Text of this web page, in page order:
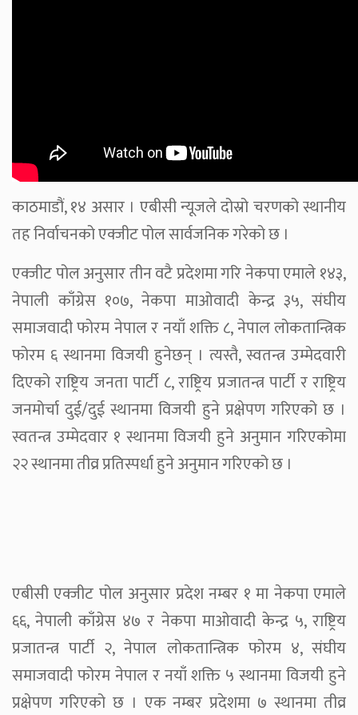
काठमाडौं, १४ असार । एबीसी न्यूजले दोस्रो चरणको स्थानीय
तह निर्वाचनको एक्जीट पोल सार्वजनिक गरेको छ ।
एक्जीट पोल अनुसार तीन वटै प्रदेशमा गरि नेकपा एमाले १४३,
नेपाली काँग्रेस १०७, नेकपा माओवादी केन्द्र ३५, संघीय
समाजवादी फोरम नेपाल र नयाँ शक्ति ८, नेपाल लोकतान्त्रिक
फोरम ६ स्थानमा विजयी हुनेछन् । त्यस्तै, स्वतन्त्र उम्मेदवारी
दिएको राष्ट्रिय जनता पार्टी ८, राष्ट्रिय प्रजातन्त्र पार्टी र राष्ट्रिय
जनमोर्चा दुई/दुई स्थानमा विजयी हुने प्रक्षेपण गरिएको छ ।
स्वतन्त्र उम्मेदवार १ स्थानमा विजयी हुने अनुमान गरिएकोमा
२२ स्थानमा तीव्र प्रतिस्पर्धा हुने अनुमान गरिएको छ ।
एबीसी एक्जीट पोल अनुसार प्रदेश नम्बर १ मा नेकपा एमाले
६६, नेपाली काँग्रेस ४७ र नेकपा माओवादी केन्द्र ५, राष्ट्रिय
प्रजातन्त्र पार्टी २, नेपाल लोकतान्त्रिक फोरम ४, संघीय
समाजवादी फोरम नेपाल र नयाँ शक्ति ५ स्थानमा विजयी हुने
प्रक्षेपण गरिएको छ । एक नम्बर प्रदेशमा ७ स्थानमा तीव्र